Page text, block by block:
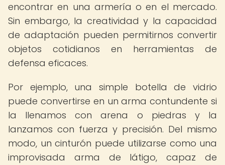
encontrar en una armería o en el mercado.
Sin embargo, la creatividad y la capacidad
de adaptación pueden permitirnos convertir
objetos cotidianos en herramientas de
defensa eficaces.
Por ejemplo, una simple botella de vidrio
puede convertirse en un arma contundente si
la llenamos con arena o piedras y la
lanzamos con fuerza y precisión. Del mismo
modo, un cinturón puede utilizarse como una
improvisada arma de látigo, capaz de